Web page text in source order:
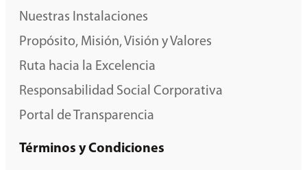
Nuestras Instalaciones
Propósito, Misión, Visión y Valores
Ruta hacia la Excelencia
Responsabilidad Social Corporativa
Portal de Transparencia
Términos y Condiciones